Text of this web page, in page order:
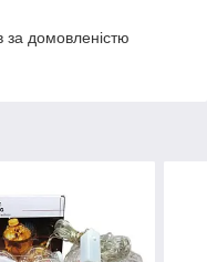
за домовленістю